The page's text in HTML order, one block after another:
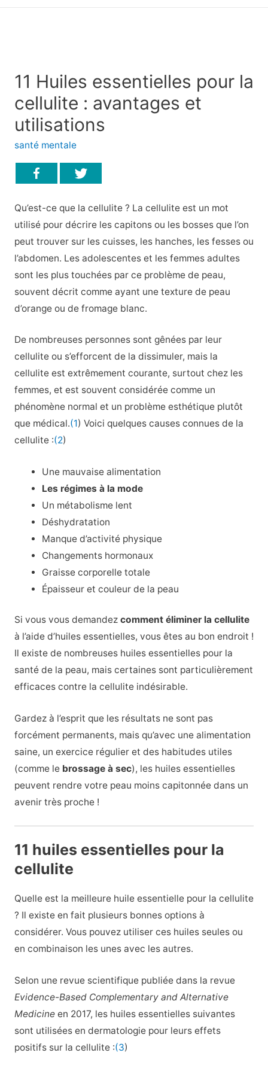
11 Huiles essentielles pour la
cellulite : avantages et
utilisations
santé mentale
Qu’est-ce que la cellulite ? La cellulite est un mot
utilisé pour décrire les capitons ou les bosses que l’on
peut trouver sur les cuisses, les hanches, les fesses ou
l’abdomen. Les adolescentes et les femmes adultes
sont les plus touchées par ce problème de peau,
souvent décrit comme ayant une texture de peau
d’orange ou de fromage blanc.
De nombreuses personnes sont gênées par leur
cellulite ou s’efforcent de la dissimuler, mais la
cellulite est extrêmement courante, surtout chez les
femmes, et est souvent considérée comme un
phénomène normal et un problème esthétique plutôt
que médical.(1) Voici quelques causes connues de la
cellulite :(2)
Une mauvaise alimentation
Les régimes à la mode
Un métabolisme lent
Déshydratation
Manque d’activité physique
Changements hormonaux
Graisse corporelle totale
Épaisseur et couleur de la peau
Si vous vous demandez comment éliminer la cellulite
à l’aide d’huiles essentielles, vous êtes au bon endroit !
Il existe de nombreuses huiles essentielles pour la
santé de la peau, mais certaines sont particulièrement
efficaces contre la cellulite indésirable.
Gardez à l’esprit que les résultats ne sont pas
forcément permanents, mais qu’avec une alimentation
saine, un exercice régulier et des habitudes utiles
(comme le brossage à sec), les huiles essentielles
peuvent rendre votre peau moins capitonnée dans un
avenir très proche !
11 huiles essentielles pour la
cellulite
Quelle est la meilleure huile essentielle pour la cellulite
? Il existe en fait plusieurs bonnes options à
considérer. Vous pouvez utiliser ces huiles seules ou
en combinaison les unes avec les autres.
Selon une revue scientifique publiée dans la revue
Evidence-Based Complementary and Alternative
Medicineen 2017, les huiles essentielles suivantes
sont utilisées en dermatologie pour leurs effets
positifs sur la cellulite :(3)